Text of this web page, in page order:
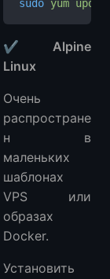
sudo yum
✔ Alpine
Linux
Очень
распростране
н в
маленьких
шаблонах
VPS или
образах
Docker.
Установить